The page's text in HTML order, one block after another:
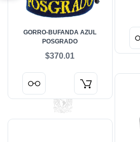
GORRO-BUFANDA AZUL
POSGRADO
$370.01